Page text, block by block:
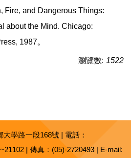
Fire, and Dangerous Things:
about the Mind. Chicago:
1987。
瀏覽數: 1522
學路一段168號 | 電話：
| 傳真：(05)-2720493 | E-mail: